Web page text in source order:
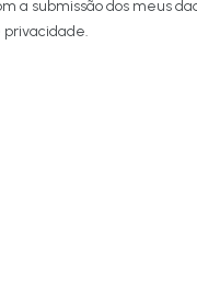
a submissão dos meus
privacidade.